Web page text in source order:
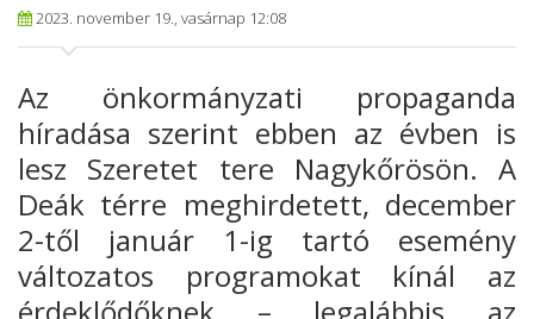
2023. november 19., vasárnap 12:08
Az önkormányzati propaganda
híradása szerint ebben az évben is
lesz Szeretet tere Nagykőrösön. A
Deák térre meghirdetett, december
2-től január 1-ig tartó esemény
változatos programokat kínál az